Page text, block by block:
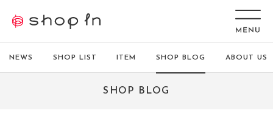
NEWS SHOP LIST ITEM SHOP BLOG ABOUT US
SHOP BLOG